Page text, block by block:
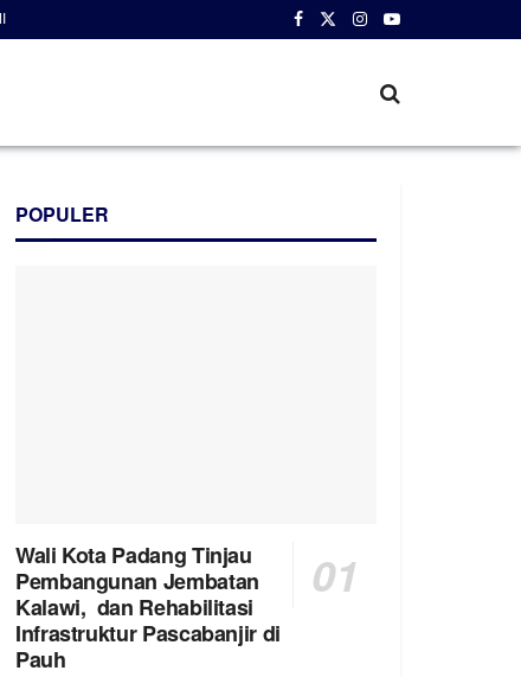
POPULER
Wali Kota Padang Tinjau
Pembangunan Jembatan
Kalawi, dan Rehabilitasi
Infrastruktur Pascabanjir di
Pauh